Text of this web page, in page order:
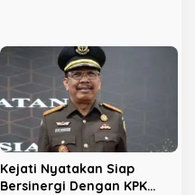
Kejati Nyatakan Siap
Bersinergi Dengan KPK